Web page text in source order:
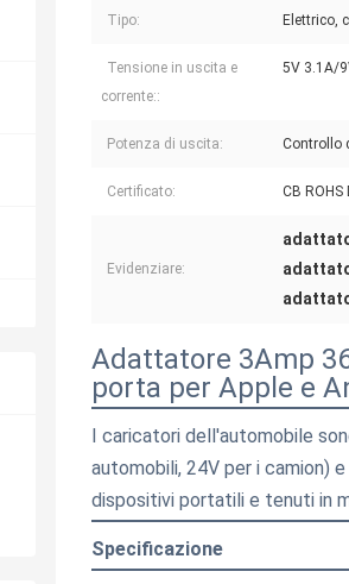
Tipo: Elettrico,
Tensione in uscita e
corrente::
5V 3.1A/
Potenza di uscita: Controllo
Certificato: CB ROHS
Evidenziare:
Adattatore 3Amp
porta per Apple e
I caricatori dell'automobile
automobili, 24V per i camion)
dispositivi portatili e tenuti in
Specificazione